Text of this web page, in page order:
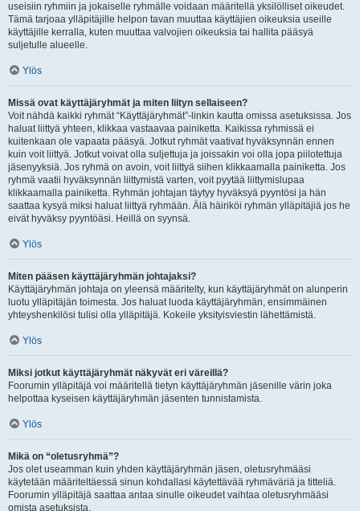
useisiin ryhmiin ja jokaiselle ryhmälle voidaan määritellä yksilölliset oikeudet.
Tämä tarjoaa ylläpitäjille helpon tavan muuttaa käyttäjien oikeuksia useille
käyttäjille kerralla, kuten muuttaa valvojien oikeuksia tai hallita pääsyä
suljetulle alueelle.
Ylös
Missä ovat käyttäjäryhmät ja miten liityn sellaiseen?
Voit nähdä kaikki ryhmät “Käyttäjäryhmät”-linkin kautta omissa asetuksissa. Jos
haluat liittyä yhteen, klikkaa vastaavaa painiketta. Kaikissa ryhmissä ei
kuitenkaan ole vapaata pääsyä. Jotkut ryhmät vaativat hyväksynnän ennen
kuin voit liittyä. Jotkut voivat olla suljettuja ja joissakin voi olla jopa piilotettuja
jäsenyyksiä. Jos ryhmä on avoin, voit liittyä siihen klikkaamalla painiketta. Jos
ryhmä vaatii hyväksynnän liittymistä varten, voit pyytää liittymislupaa
klikkaamalla painiketta. Ryhmän johtajan täytyy hyväksyä pyyntösi ja hän
saattaa kysyä miksi haluat liittyä ryhmään. Älä häiriköi ryhmän ylläpitäjiä jos he
eivät hyväksy pyyntöäsi. Heillä on syynsä.
Ylös
Miten pääsen käyttäjäryhmän johtajaksi?
Käyttäjäryhmän johtaja on yleensä määritelty, kun käyttäjäryhmät on alunperin
luotu ylläpitäjän toimesta. Jos haluat luoda käyttäjäryhmän, ensimmäinen
yhteyshenkilösi tulisi olla ylläpitäjä. Kokeile yksityisviestin lähettämistä.
Ylös
Miksi jotkut käyttäjäryhmät näkyvät eri väreillä?
Foorumin ylläpitäjä voi määritellä tietyn käyttäjäryhmän jäsenille värin joka
helpottaa kyseisen käyttäjäryhmän jäsenten tunnistamista.
Ylös
Mikä on “oletusryhmä”?
Jos olet useamman kuin yhden käyttäjäryhmän jäsen, oletusryhmääsi
käytetään määriteltäessä sinun kohdallasi käytettävää ryhmäväriä ja titteliä.
Foorumin ylläpitäjä saattaa antaa sinulle oikeudet vaihtaa oletusryhmääsi
omista asetuksista.